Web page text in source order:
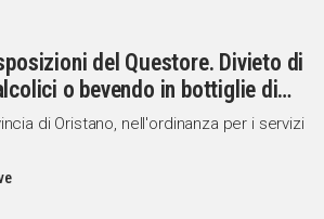
del Questore. Divieto di
o bevendo in bottiglie di
di Oristano, nell'ordinanza per i servizi